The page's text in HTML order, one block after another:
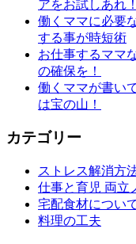
アをお試しあれ！
働くママに必要
する事が時短術
お仕事するママ
の確保を！
働くママが書い
は宝の山！
カテゴリー
ストレス解消方
仕事と育児 両立
宅配食材につい
料理の工夫